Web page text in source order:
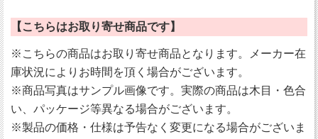
【こちらはお取り寄せ商品です】
※こちらの商品はお取り寄せ商品となります。メーカー在
庫状況によりお時間を頂く場合がございます。
※商品写真はサンプル画像です。実際の商品は木目・色合
い、パッケージ等異なる場合がございます。
※製品の価格・仕様は予告なく変更になる場合がございま